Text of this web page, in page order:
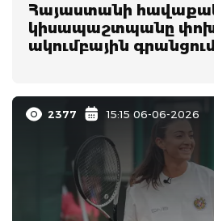
Հայաստանի
կիսապաշտպանը
ակումբային
2377 15:15 06-06-2026